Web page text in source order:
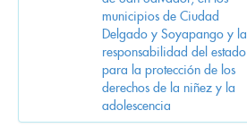
municipios de Ciudad
Delgado y Soyapango y la
responsabilidad del estado
para la protección de los
derechos de la niñez y la
adolescencia